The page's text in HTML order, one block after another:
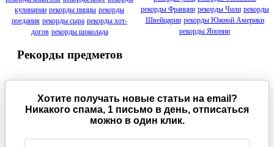
кулинарии рекорды пиццы рекорды
поедания рекорды сыра рекорды хот-
догов рекорды шоколада
Рекорды предметов
рекорды Франции рекорды Чили рекорды
Швейцарии рекорды Южной Америки
рекорды Японии
Хотите получать новые статьи на email?
Никакого спама, 1 письмо в день, отписаться
можно в один клик.